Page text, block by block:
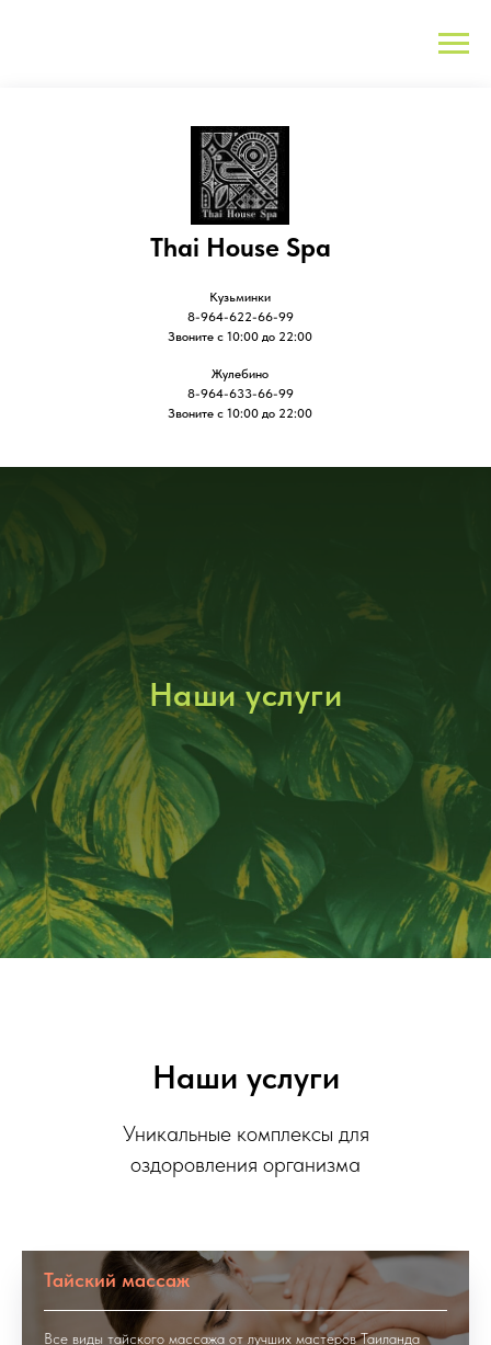
Thai House Spa
Кузьминки
8-964-622-66-99
Звоните с 10:00 до 22:00
Жулебино
8-964-633-66-99
Звоните с 10:00 до 22:00
Наши услуги
Наши услуги
Уникальные комплексы для
оздоровления организма
Тайский массаж
Все виды тайского массажа от лучших мастеров Таиланда